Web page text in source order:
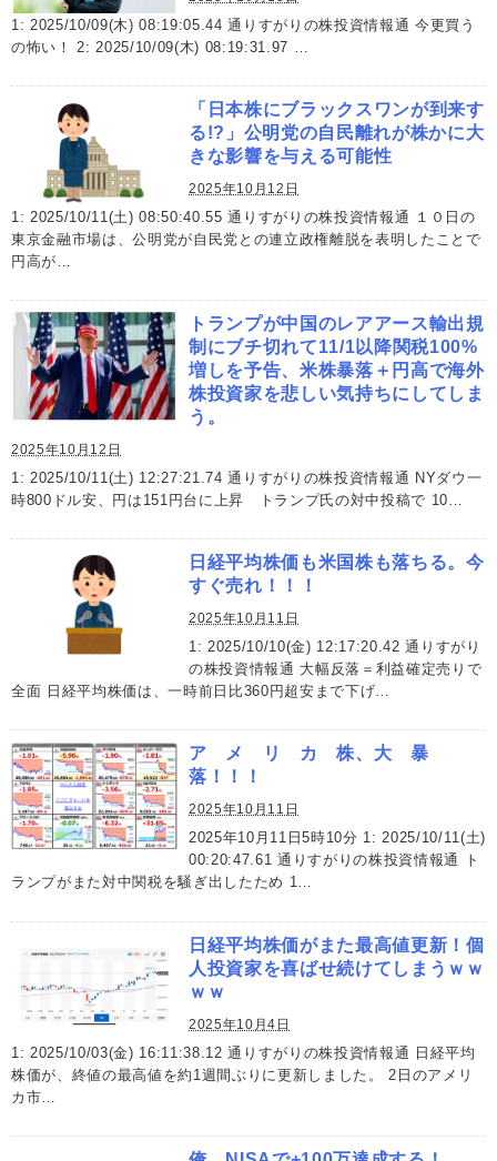
1: 2025/10/09(木) 08:19:05.44 通りすがりの株投資情報通 今更買う
の怖い！ 2: 2025/10/09(木) 08:19:31.97 …
「日本株にブラックスワンが到来す
る!?」公明党の自民離れが株かに大
きな影響を与える可能性
2025年10月12日
1: 2025/10/11(土) 08:50:40.55 通りすがりの株投資情報通 １０日の
東京金融市場は、公明党が自民党との連立政権離脱を表明したことで
円高が…
トランプが中国のレアアース輸出規
制にブチ切れて11/1以降関税100%
増しを予告、米株暴落＋円高で海外
株投資家を悲しい気持ちにしてしま
う。
2025年10月12日
1: 2025/10/11(土) 12:27:21.74 通りすがりの株投資情報通 NYダウ一
時800ドル安、円は151円台に上昇 トランプ氏の対中投稿で 10…
日経平均株価も米国株も落ちる。今
すぐ売れ！！！
2025年10月11日
1: 2025/10/10(金) 12:17:20.42 通りすがり
の株投資情報通 大幅反落＝利益確定売りで
全面 日経平均株価は、一時前日比360円超安まで下げ…
ア メ リ カ 株、大 暴
落！！！
2025年10月11日
2025年10月11日5時10分 1: 2025/10/11(土)
00:20:47.61 通りすがりの株投資情報通 ト
ランプがまた対中関税を騒ぎ出したため 1…
日経平均株価がまた最高値更新！個
人投資家を喜ばせ続けてしまうｗｗ
ｗｗ
2025年10月4日
1: 2025/10/03(金) 16:11:38.12 通りすがりの株投資情報通 日経平均
株価が、終値の最高値を約1週間ぶりに更新しました。 2日のアメリ
カ市…